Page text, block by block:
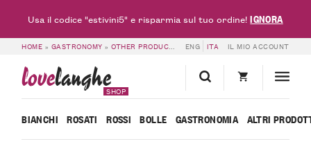
HOME » GASTRONOMY »OTHER PRODUCTS »3 INGREDIENTS SPREADABLE
ENG ITA IL MIO ACCOUNT
lovelanghe
SHOP
BIANCHI ROSATI ROSSI BOLLE GASTRONOMIA ALTRI
Usa il codice "estivini5" e risparmia sul tuo ordine!IGNORA